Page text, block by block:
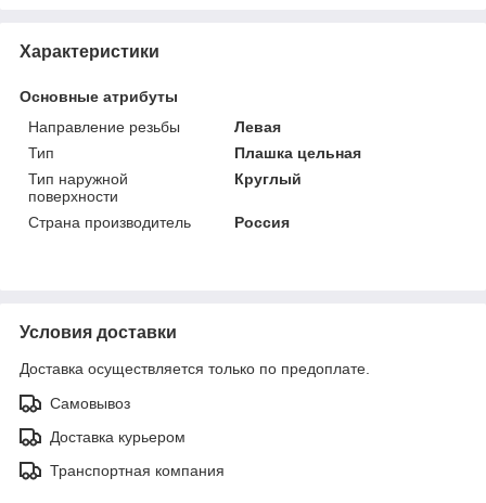
Характеристики
Основные атрибуты
Направление резьбы
Левая
Тип
Плашка цельная
Тип наружной
поверхности
Круглый
Страна производитель Россия
Условия доставки
Доставка осуществляется только по предоплате.
Самовывоз
Доставка курьером
Транспортная компания